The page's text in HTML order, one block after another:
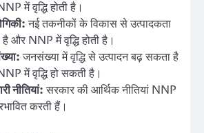
में वृद्धि होती है।
नई तकनीकों के विकास से उत्पादकता
है और NNP में वृद्धि होती है।
जनसंख्या में वृद्धि से उत्पादन बढ़ सकता है
में वृद्धि हो सकती है।
नीतियां:सरकार की आर्थिक नीतियां NNP
करती हैं।